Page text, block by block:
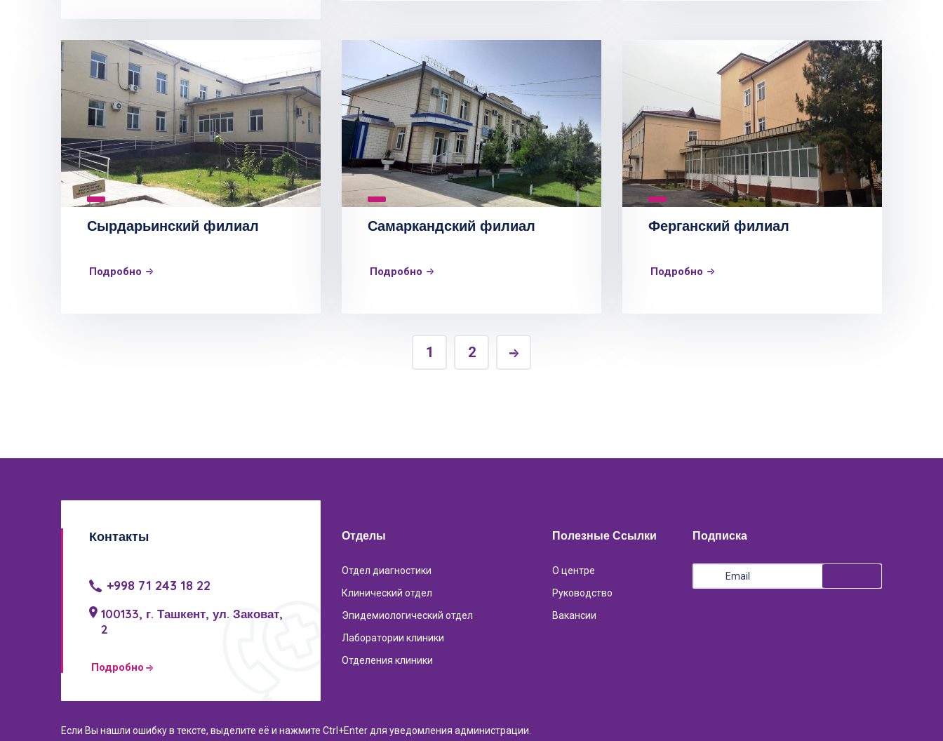
Сырдарьинский филиал
Подробно
Самаркандский филиал
Подробно
Ферганский филиал
Подробно
1 2
Контакты
+998 71 243 18 22
100133, г. Ташкент, ул. Заковат,
2
Подробно
Отделы
Отдел диагностики
Клинический отдел
Эпидемиологический отдел
Лаборатории клиники
Отделения клиники
Полезные Ссылки
О центре
Руководство
Вакансии
Подписка
Если Вы нашли ошибку в тексте, выделите её и нажмите Ctrl+Enter для уведомления администрации.